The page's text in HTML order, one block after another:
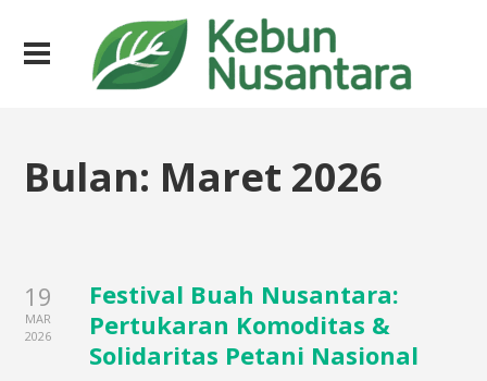
Bulan: Maret 2026
19
MAR
2026
Festival Buah Nusantara:
Pertukaran Komoditas &
Solidaritas Petani Nasional